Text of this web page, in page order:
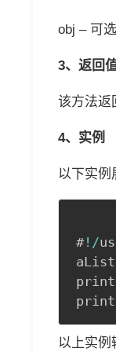
obj – 可
3、返回
该方法返
4、实例
以下实例
#! /
aList
print
print
以上实例